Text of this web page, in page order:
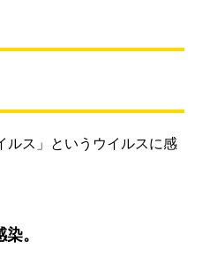
ルス」というウイルスに感
。